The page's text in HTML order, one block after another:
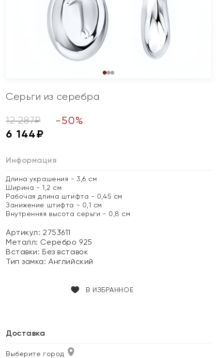
Серьги из серебра
12 287₽ -50%
6 144₽
Информация
Длина украшения - 3,6 см
Ширина - 1,2 см
Рабочая длина штифта - 0,45 см
Занижение штифта - 0,1 см
Внутренняя высота серьги - 0,8 см
Артикул: 2753611
Металл: Серебро 925
Вставки:Без вставок
Тип замка:Английский
В ИЗБРАННОЕ
Доставка
Выберите город